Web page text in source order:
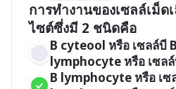
การทำงานของเซลล์เม็
ไซต์ซึ่งมี 2 ชนิดคือ
B cyteool หรือ เซลล์บี
lymphocyte หรือ เซล
B lymphocyte หรือ เซ